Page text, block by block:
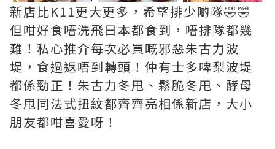
新店比K11更大更多，希望排少啲隊🤣🤣
但咁好食唔洗飛日本都食到，唔排隊都幾
難！私心推介每次必買嘅邪惡朱古力波
堤，食過返唔到轉頭！仲有士多啤梨波堤
都係勁正！朱古力冬甩、鬆脆冬甩、酵母
冬甩同法式扭紋都齊齊亮相係新店，大小
朋友都咁喜愛呀！